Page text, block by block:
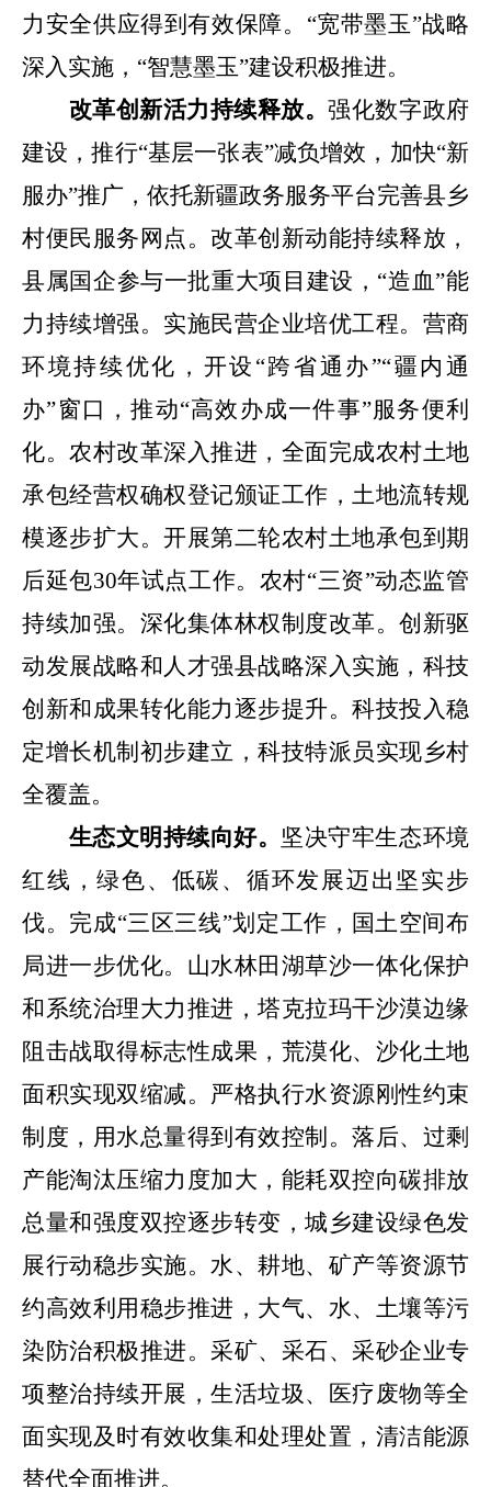
力安全供应得到有效保障。 “宽带墨玉”战略
深入实施， “智慧墨玉”建设积极推进。
改革创新活力持续释放。强化数字政府
建设，推行“基层一张表”减负增效，加快“新
服办”推广，依托新疆政务服务平台完善县乡
村便民服务网点。改革创新动能持续释放，
县属国企参与一批重大项目建设，“造血”能
力持续增强。实施民营企业培优工程。营商
环境持续优化， 开设 “跨省通办”“疆内通
办”窗口，推动“高效办成一件事”服务便利
化。农村改革深入推进 ， 全面完成农村土地
承包经营权确权登记颁证工作，土地流转规
模逐步扩大。开展第二轮农村土地承包到期
后延包30年试点工作。 农村“三资”动态监管
持续加强。 深化集体林权制度改革。创新驱
动发展战略和人才强县战略深入实施，科技
创新和成果转化能力逐步提升。科技投入稳
定增长机制初步建立，科技特派员实现乡村
全覆盖。
生态文明持续向好。 坚决守牢生态环境
红线，绿色、低碳、循环发展迈出坚实步
伐。完成“三区三线”划定工作， 国土空间布
局进一步优化。山水林田湖草沙一体化保护
和系统治理大力推进，塔克拉玛干沙漠边缘
阻击战取得标志性成果，荒漠化、沙化土地
面积实现双缩减。严格执行水资源刚性约束
制度，用水总量得到有效控制。落后、过剩
产能淘汰压缩力度加大，能耗双控向碳排放
总量和强度双控逐步转变，城乡建设绿色发
展行动稳步实施。水、耕地、矿产等资源节
约高效利用稳步推进，大气、水、土壤等污
染防治积极推进。采矿、采石、采砂企业专
项整治持续开展，生活垃圾、医疗废物等全
面实现及时有效收集和处理处置，清洁能源
替代全面推进。